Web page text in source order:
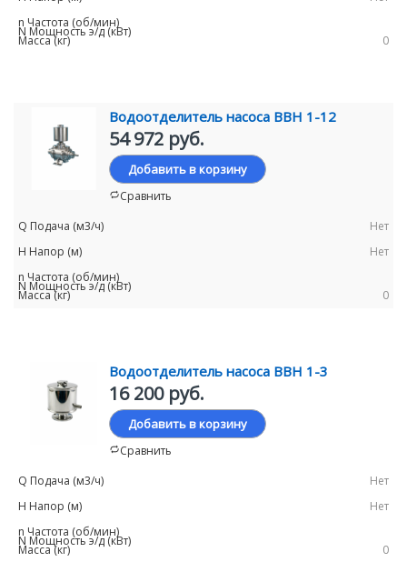
0
Водоотделитель насоса ВВН 1-12
54 972 руб.
Добавить в корзину
Сравнить
Нет
Нет
0
Водоотделитель насоса ВВН 1-3
16 200 руб.
Добавить в корзину
Сравнить
Нет
Нет
0